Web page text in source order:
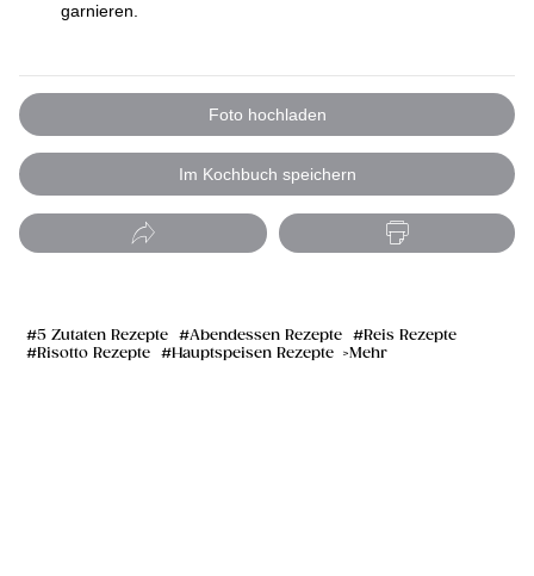
garnieren.
Foto hochladen
Im Kochbuch speichern
5 Zutaten Rezepte Abendessen Rezepte
Reis Rezepte
Risotto Rezepte
Hauptspeisen Rezepte Mehr